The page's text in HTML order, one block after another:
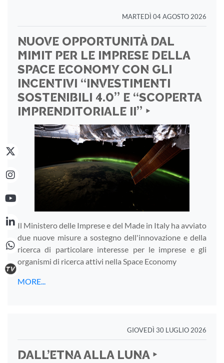
MARTEDÌ 04 AGOSTO 2026
NUOVE OPPORTUNITÀ DAL
MIMIT PER LE IMPRESE DELLA
SPACE ECONOMY CON GLI
INCENTIVI “INVESTIMENTI
SOSTENIBILI 4.0” E “SCOPERTA
IMPRENDITORIALE II” ‣
Il Ministero delle Imprese e del Made in Italy ha avviato
due nuove misure a sostegno dell'innovazione e della
ricerca di particolare interesse per le imprese e gli
organismi di ricerca attivi nella Space Economy
MORE...
GIOVEDÌ 30 LUGLIO 2026
DALL’ETNA ALLA LUNA ‣